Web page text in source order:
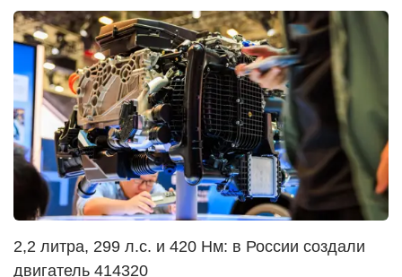
2,2 литра, 299 л.с. и 420 Нм: в России создали
двигатель 414320